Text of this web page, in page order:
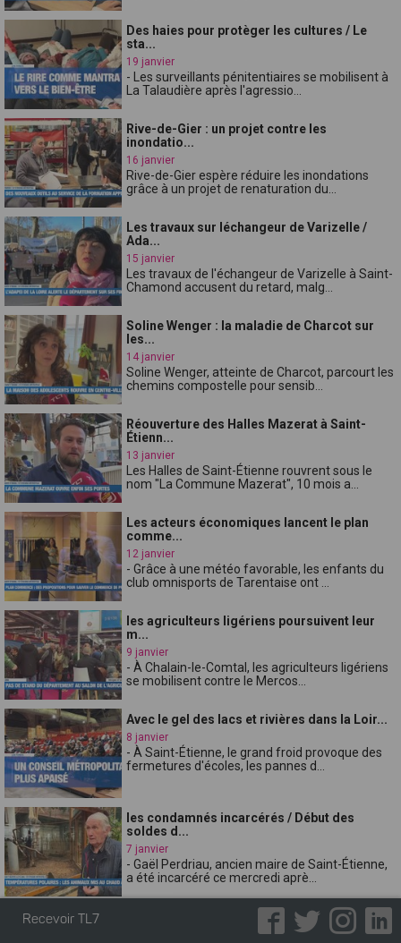
Des haies pour protèger les cultures / Le
sta...
19 janvier
- Les surveillants pénitentiaires se mobilisent à
La Talaudière après l'agressio...
Rive-de-Gier : un projet contre les
inondatio...
16 janvier
Rive-de-Gier espère réduire les inondations
grâce à un projet de renaturation du...
Les travaux sur léchangeur de Varizelle /
Ada...
15 janvier
Les travaux de l'échangeur de Varizelle à Saint-
Chamond accusent du retard, malg...
Soline Wenger : la maladie de Charcot sur
les...
14 janvier
Soline Wenger, atteinte de Charcot, parcourt les
chemins compostelle pour sensib...
Réouverture des Halles Mazerat à Saint-
Étienn...
13 janvier
Les Halles de Saint-Étienne rouvrent sous le
nom "La Commune Mazerat", 10 mois a...
Les acteurs économiques lancent le plan
comme...
12 janvier
- Grâce à une météo favorable, les enfants du
club omnisports de Tarentaise ont ...
les agriculteurs ligériens poursuivent leur
m...
9 janvier
- À Chalain-le-Comtal, les agriculteurs ligériens
se mobilisent contre le Mercos...
Avec le gel des lacs et rivières dans la Loir...
8 janvier
- À Saint-Étienne, le grand froid provoque des
fermetures d'écoles, les pannes d...
les condamnés incarcérés / Début des
soldes d...
7 janvier
- Gaël Perdriau, ancien maire de Saint-Étienne,
a été incarcéré ce mercredi aprè...
La Loire reste en vigilance jaune grand
Recevoir TL7